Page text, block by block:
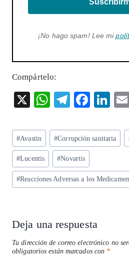
¡No hago spam! Lee mi
Compártelo:
X
W
ts
A
p
p
T
eg
ra
m
F
eb
o
k
Li
ke
dI
Etiquetas
de
la
entrada:
#Avastin #Corrupción sanitaria
#Lucentis #Novartis
#Reacciones Adversas a los
Deja una respuesta
Tu dirección de correo electrónico no
obligatorios están marcados con *